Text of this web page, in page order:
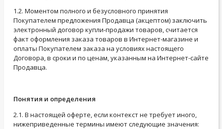
1.2. Моментом полного и безусловного принятия
Покупателем предложения Продавца (акцептом) заключить
электронный договор купли-продажи товаров, считается
факт оформления заказа товаров в Интернет-магазине и
оплаты Покупателем заказа на условиях настоящего
Договора, в сроки и по ценам, указанным на Интернет-сайте
Продавца.
Понятия и определения
2.1. В настоящей оферте, если контекст не требует иного,
нижеприведенные термины имеют следующие значения: